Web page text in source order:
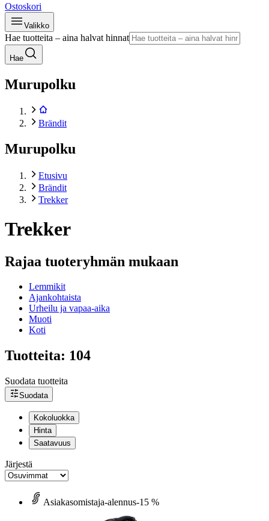
Ostoskori
Valikko
Hae tuotteita – aina halvat hinnat
Hae
Murupolku
Brändit
Murupolku
Etusivu
Brändit
Trekker
Trekker
Rajaa tuoteryhmän mukaan
Lemmikit
Ajankohtaista
Urheilu ja vapaa-aika
Muoti
Koti
Tuotteita: 104
Suodata tuotteita
Suodata
Kokoluokka
Hinta
Saatavuus
Järjestä
Asiakasomistaja-alennus-15 %